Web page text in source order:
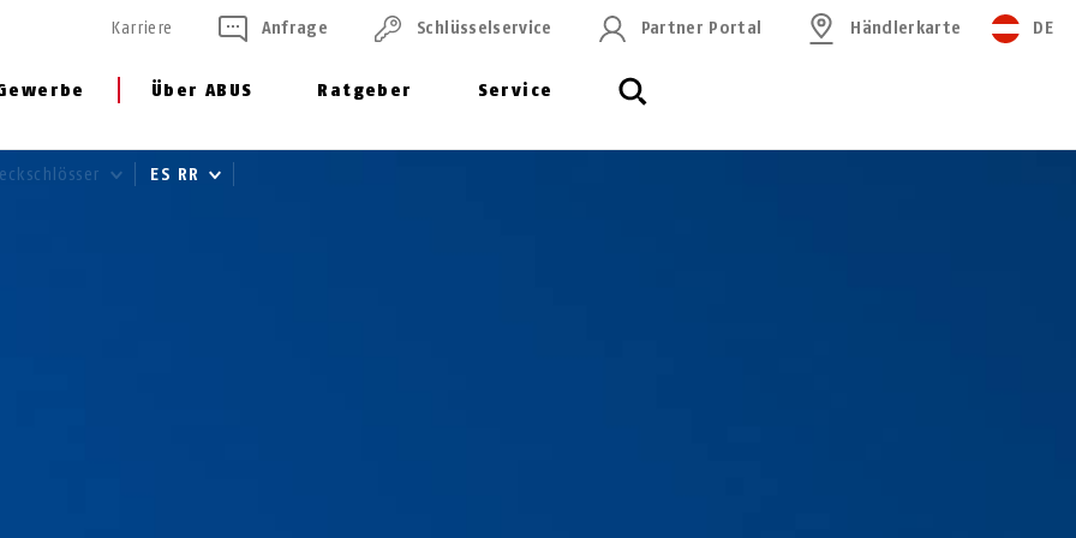
Über ABUS Ratgeber Service
Karriere Anfrage Schlüssel­service Partner Portal Händlerkarte DE
ES RR